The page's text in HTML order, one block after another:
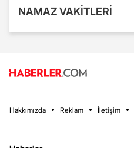
NAMAZ VAKİTLERİ
Hakkımızda Reklam İletişim